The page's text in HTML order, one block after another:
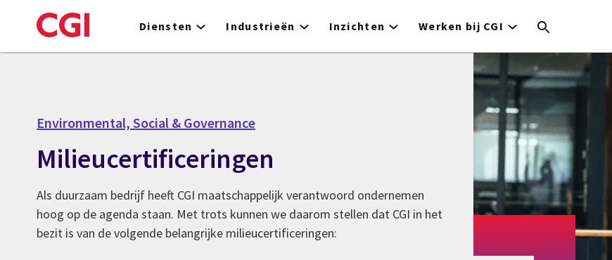
to
Diensten Industrieën Inzichten Werken bij CGI
Environmental, Social & Governance
Milieucertificeringen
Als duurzaam bedrijf heeft CGI maatschappelijk verantwoord ondernemen
hoog op de agenda staan. Met trots kunnen we daarom stellen dat CGI in het
bezit is van de volgende belangrijke milieucertificeringen: